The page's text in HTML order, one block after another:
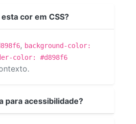
cor em CSS?
, background-color:
color: #d898f6
para acessibilidade?